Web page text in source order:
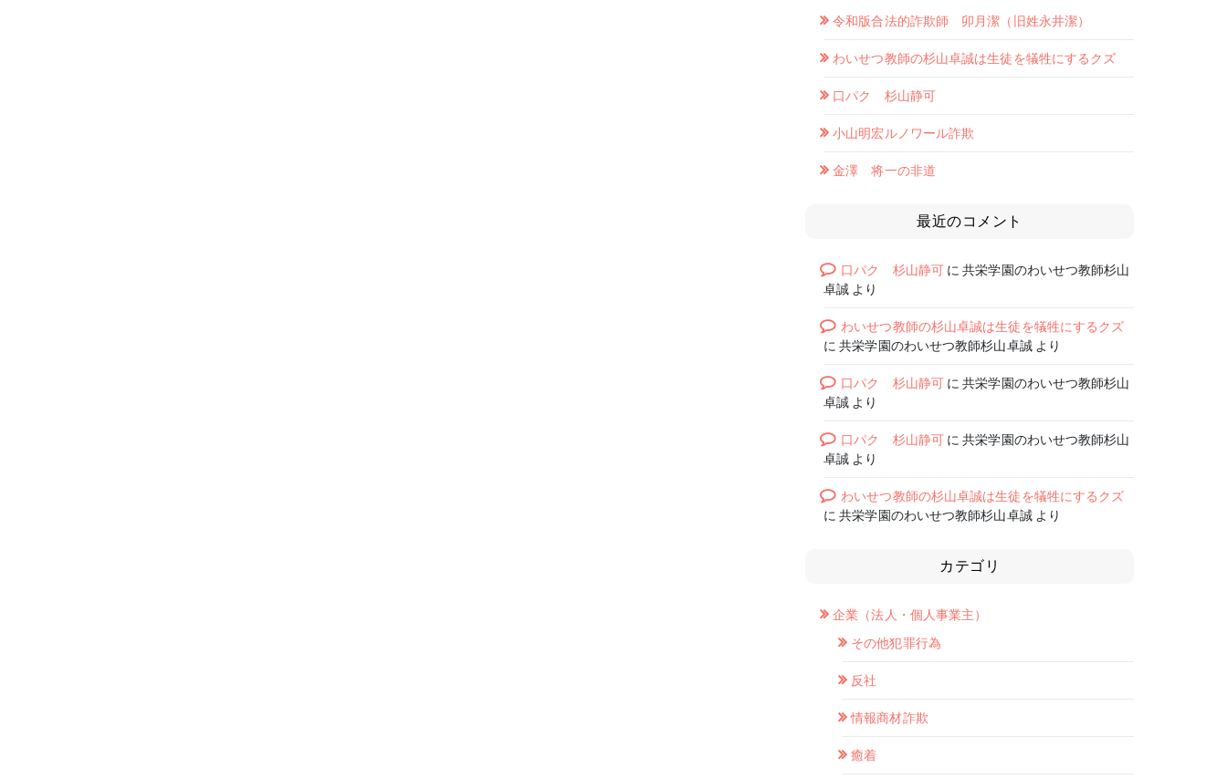
令和版合法的詐欺師 卯月潔（旧姓永井潔）
わいせつ教師の杉山卓誠は生徒を犠牲にするクズ
口パク 杉山静可
小山明宏ルノワール詐欺
金澤 将一の非道
最近のコメント
口パク 杉山静可に共栄学園のわいせつ教師杉山
卓誠 より
わいせつ教師の杉山卓誠は生徒を犠牲にするクズ
に共栄学園のわいせつ教師杉山卓誠より
口パク 杉山静可に共栄学園のわいせつ教師杉山
卓誠 より
口パク 杉山静可に共栄学園のわいせつ教師杉山
卓誠 より
わいせつ教師の杉山卓誠は生徒を犠牲にするクズ
に共栄学園のわいせつ教師杉山卓誠より
カテゴリ
企業（法人・個人事業主）
その他犯罪行為
反社
情報商材詐欺
癒着